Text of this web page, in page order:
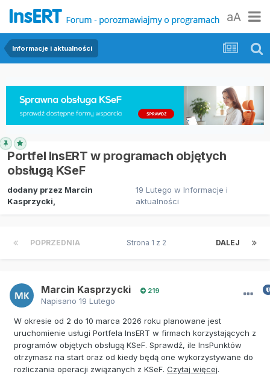
aA
Informacje i aktualności
Portfel InsERT w programach objętych
obsługą KSeF
dodany przez Marcin
Kasprzycki
19 Lutego w Informacje i
aktualności
POPRZEDNIA DALEJ
Strona 1 z 2
Marcin Kasprzycki 219
Napisano 19 Lutego
W okresie od 2 do 10 marca 2026 roku planowane jest
uruchomienie usługi Portfela InsERT w firmach korzystających z
programów objętych obsługą KSeF. Sprawdź, ile InsPunktów
otrzymasz na start oraz od kiedy będą one wykorzystywane do
rozliczania operacji związanych z KSeF. Czytaj więcej.